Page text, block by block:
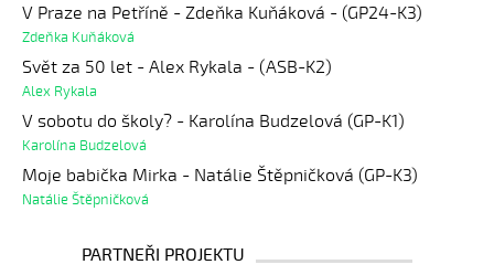
V Praze na Petříně - Zdeňka Kuňáková - (GP24-K3)
Zdeňka Kuňáková
Svět za 50 let - Alex Rykala - (ASB-K2)
Alex Rykala
V sobotu do školy? - Karolína Budzelová (GP-K1)
Karolína Budzelová
Moje babička Mirka - Natálie Štěpničková (GP-K3)
Natálie Štěpničková
PARTNEŘI PROJEKTU